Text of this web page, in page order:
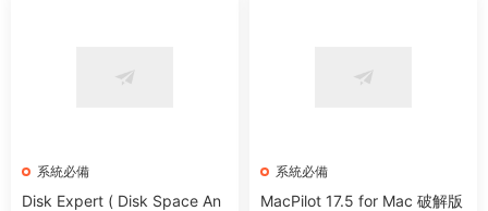
系統必備
Disk Expert ( Disk Space An
系統必備
MacPilot 17.5 for Mac 破解版